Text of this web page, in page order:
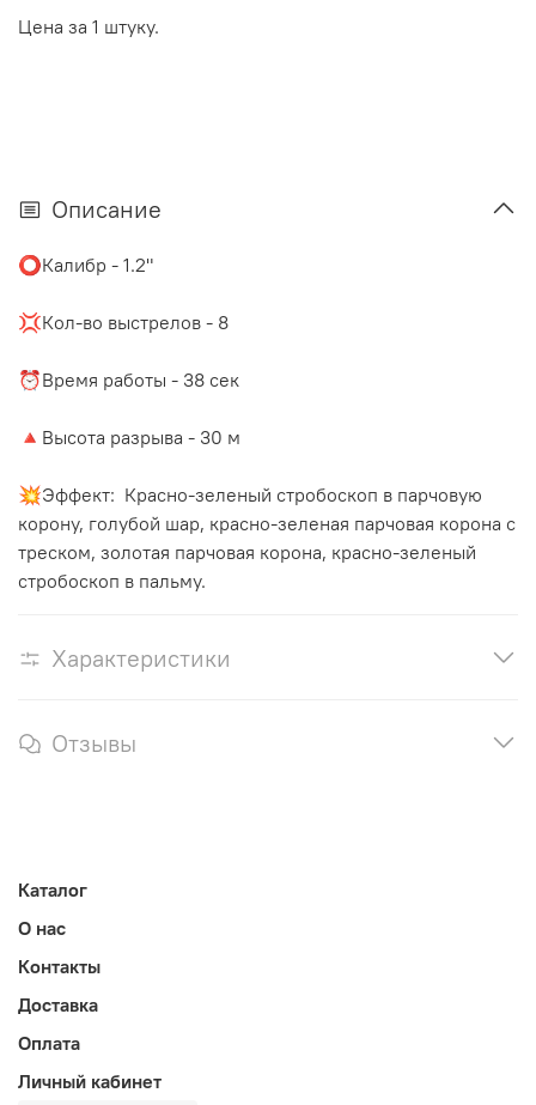
Цена за 1 штуку.
Описание
⭕️Калибр - 1.2"
💢Кол-во выстрелов - 8
⏰Время работы - 38 сек
🔺Высота разрыва - 30 м
💥Эффект: Красно-зеленый стробоскоп в парчовую
корону, голубой шар, красно-зеленая парчовая корона с
треском, золотая парчовая корона, красно-зеленый
стробоскоп в пальму.
Характеристики
Отзывы
Каталог
О нас
Контакты
Доставка
Оплата
Личный кабинет